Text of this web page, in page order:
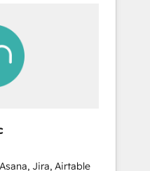
Jira, Airtable